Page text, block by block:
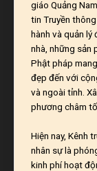
giáo Quảng
tin Truyền
hành và quản
nhà, những sản
Phật pháp
đẹp đến với
và ngoài tỉnh.
phương châm
Hiện nay, Kênh
nhân sự là
kinh phí hoạt